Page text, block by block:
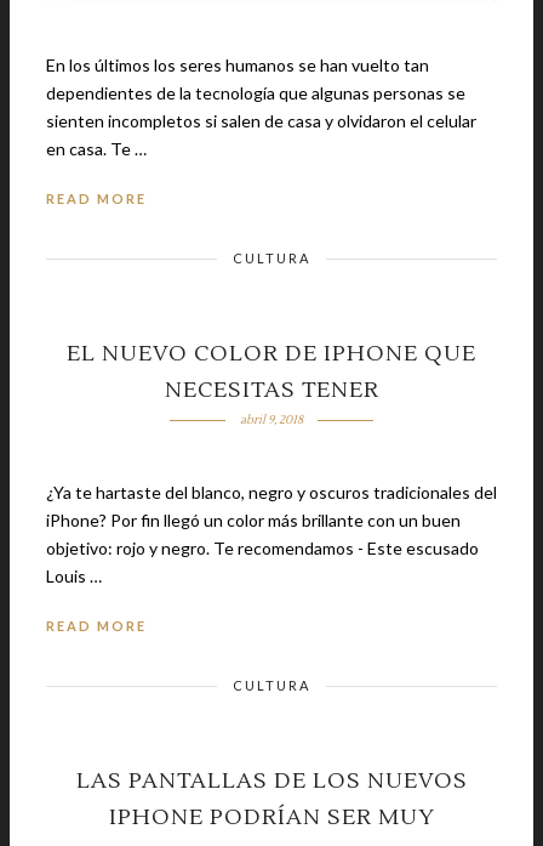
En los últimos los seres humanos se han vuelto tan
dependientes de la tecnología que algunas personas se
sienten incompletos si salen de casa y olvidaron el celular
en casa. Te …
READ MORE
CULTURA
EL NUEVO COLOR DE IPHONE QUE
NECESITAS TENER
abril 9, 2018
¿Ya te hartaste del blanco, negro y oscuros tradicionales del
iPhone? Por fin llegó un color más brillante con un buen
objetivo: rojo y negro. Te recomendamos - Este escusado
Louis …
READ MORE
CULTURA
LAS PANTALLAS DE LOS NUEVOS
IPHONE PODRÍAN SER MUY